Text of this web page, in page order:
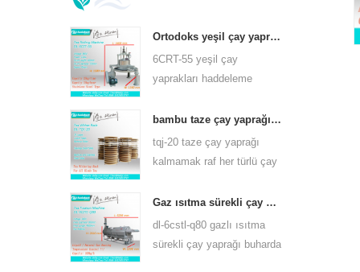
Ortodoks yeşil çay yaprakları haddeleme makinesi 6crt-55
6CRT-55 yeşil çay
yaprakları haddeleme
yükseklik 400mm,
verimlilik 75kg / s
bambu taze çay yaprağı kalmamak raf tqj-20
tqj-20 taze çay yaprağı
kalmamak raf her türlü çay
ve paslanmaz çelik levha
vardır.
Gaz ısıtma sürekli çay yaprağı buhar makinesi çay çeşitleri için 6cstl-q80
dl-6cstl-q80 gazlı ısıtma
sürekli çay yaprağı buharda